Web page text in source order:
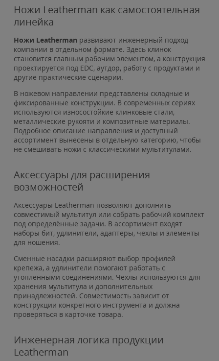
Ножи Leatherman как самостоятельная
линейка
Ножи Leatherman развивают инженерный подход
компании в отдельном формате. Здесь клинок
становится главным рабочим элементом, а конструкция
проектируется под EDC, аутдор, работу с продуктами и
другие практические сценарии.
В ножевом направлении представлены складные и
фиксированные конструкции. В современных сериях
используются износостойкие клинковые стали,
металлические рукояти и композитные материалы.
Подробное описание направления и доступный
ассортимент вынесены в отдельную категорию, чтобы
не смешивать ножи с классическими мультитулами.
Аксессуары для расширения
возможностей
Аксессуары Leatherman позволяют дополнить
совместимый мультитул или собрать рабочий комплект
под определённые задачи. В ассортимент входят
наборы бит, удлинители, адаптеры, чехлы и элементы
для ношения.
Сменные насадки расширяют выбор профилей
крепежа, а удлинители помогают работать с
утопленными соединениями. Чехлы используются для
хранения мультитула и дополнительных
принадлежностей. Совместимость зависит от
конструкции конкретного инструмента и должна
проверяться в карточке товара.
Инженерная логика продукции
Leatherman